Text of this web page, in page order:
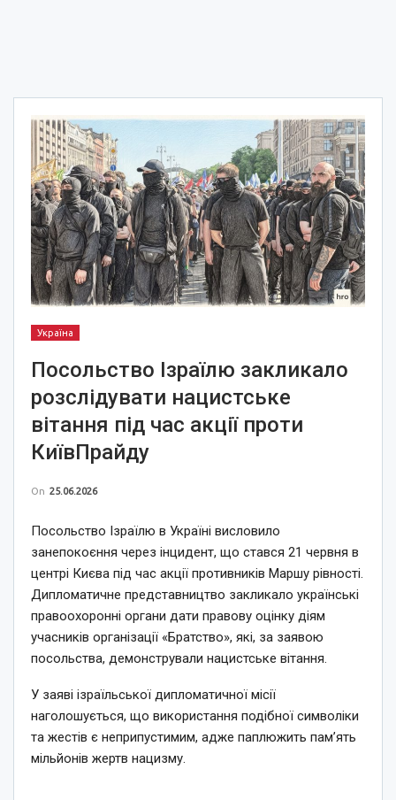
Україна
Посольство Ізраїлю закликало
розслідувати нацистське
вітання під час акції проти
КиївПрайду
On 25.06.2026
Посольство Ізраїлю в Україні висловило
занепокоєння через інцидент, що стався 21 червня в
центрі Києва під час акції противників Маршу рівності.
Дипломатичне представництво закликало українські
правоохоронні органи дати правову оцінку діям
учасників організації «Братство», які, за заявою
посольства, демонстрували нацистське вітання.
У заяві ізраїльської дипломатичної місії
наголошується, що використання подібної символіки
та жестів є неприпустимим, адже паплюжить пам’ять
мільйонів жертв нацизму.